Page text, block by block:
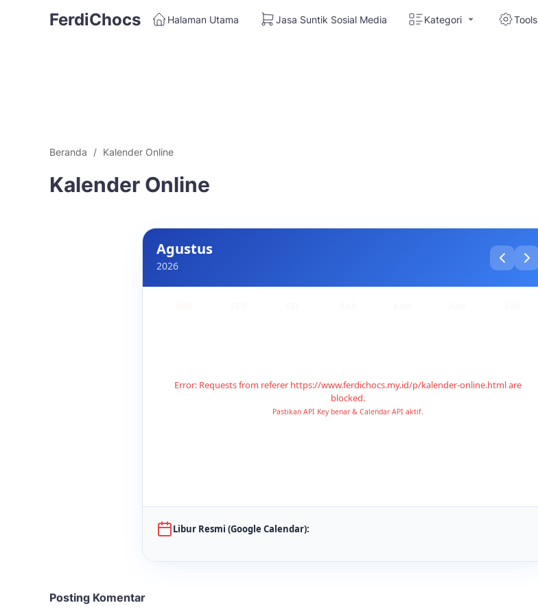
FerdiChocs Halaman Utama Jasa Suntik Sosial Media Kategori Tools
Beranda Kalender Online
Kalender Online
Agustus
2026
Error: Requests from referer https://www.ferdichocs.my.id/p/kalender-online.html are
blocked.
Pastikan API Key benar & Calendar API aktif.
Libur Resmi (Google Calendar):
Posting Komentar